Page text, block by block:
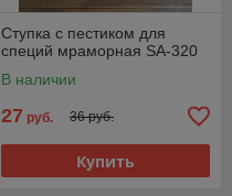
Ступка с пестиком для
специй мраморная SA-320
В наличии
27 руб. 36 руб.
Купить